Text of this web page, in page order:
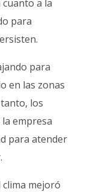
cuanto a la
para
para
en las zonas
los
empresa
para atender
mejoró